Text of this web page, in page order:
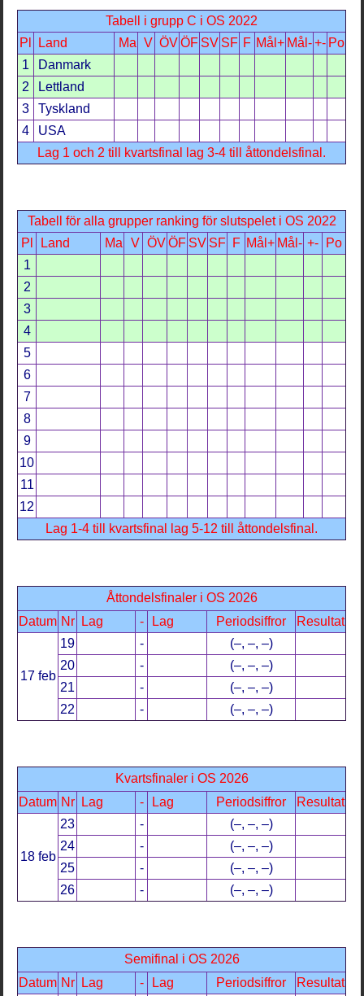
Tabell i grupp C i OS 2022
Pl
Land Ma V ÖV ÖF SV SF F Mål+ Mål- +- Po
1
Danmark
2
Lettland
3
Tyskland
4
USA
Lag 1 och 2 till kvartsfinal lag 3-4 till åttondelsfinal .
Tabell för alla grupper ranking för slutspelet i OS 2022
Pl
Land Ma V ÖV ÖF SV SF F Mål+ Mål- +-
Po
1
2
3
4
5
6
7
8
9
10
11
12
Lag 1-4 till kvartsfinal lag 5-12 till åttondelsfinal .
Åttondelsfinaler i OS 2026
Datum Nr Lag - Lag Periodsiffror Resultat
17 feb
19 -
(–, –, –)
20
-
(–, –, –)
21
-
(–, –, –)
22
- (–, –, –)
Kvartsfinaler i OS 2026
Datum Nr Lag - Lag Periodsiffror Resultat
18 feb
23 -
(–, –, –)
24
-
(–, –, –)
25
-
(–, –, –)
26
- (–, –, –)
Semifinal i OS 2026
Datum Nr Lag - Lag Periodsiffror Resultat